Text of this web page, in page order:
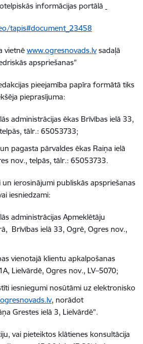
informācijas portālā
tapis#document_23458
vietnē www.ogresnovads.lvsadaļā
apspriešanas”
pieejamība papīra formātā tiks
pieprasījuma:
administrācijas ēkas Brīvības ielā 33,
tālr.: 65053733;
pagasta pārvaldes ēkas Raiņa ielā
nov., telpās, tālr.: 65053733.
ierosinājumi publiskās apspriešanas
iesniedzami:
administrācijas Apmeklētāju
Brīvības ielā 33, Ogrē, Ogres nov.,
vienotajā klientu apkalpošanas
Lielvārdē, Ogres nov., LV–5070;
iesniegumi nosūtāmi uz elektronisko
, norādot
Grestes ielā 3, Lielvārdē”.
vai pieteiktos klātienes konsultācija